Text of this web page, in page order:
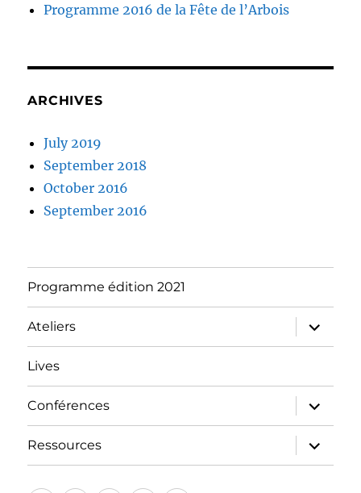
Programme 2016 de la Fête de l’Arbois
ARCHIVES
July 2019
September 2018
October 2016
September 2016
Programme édition 2021
Ateliers
expand
child
menu
Lives
Conférences
expand
child
menu
Ressources
expand
child
menu